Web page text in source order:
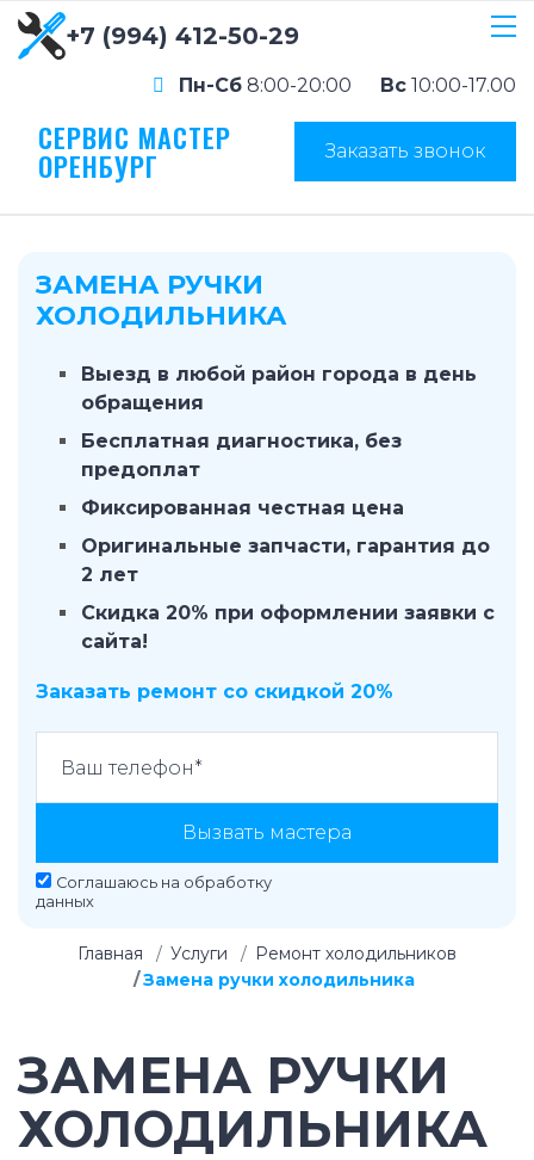
+7 (994) 412-50-29
Пн-Сб 8:00-20:00 Вс 10:00-17.00
СЕРВИС МАСТЕР
ОРЕНБУРГ Заказать звонок
ЗАМЕНА РУЧКИ
ХОЛОДИЛЬНИКА
Выезд в любой район города в день
обращения
Бесплатная диагностика, без
предоплат
Фиксированная честная цена
Оригинальные запчасти, гарантия до
2 лет
Скидка 20% при оформлении заявки с
сайта!
Заказать ремонт со скидкой 20%
Вызвать мастера
Соглашаюсь на обработку
данных
Главная Услуги
Ремонт холодильников
Замена ручки холодильника
ЗАМЕНА РУЧКИ
ХОЛОДИЛЬНИКА